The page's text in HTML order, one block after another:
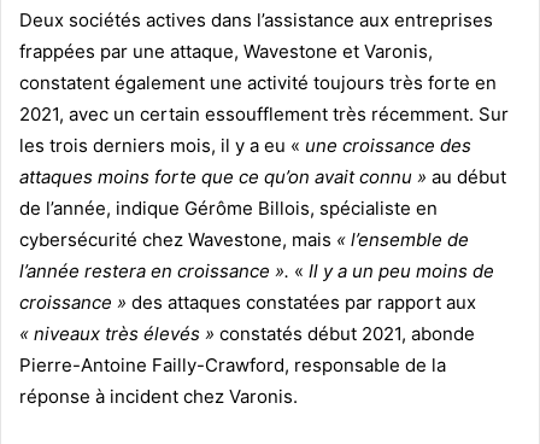
Deux sociétés actives dans l’assistance aux entreprises
frappées par une attaque, Wavestone et Varonis,
constatent également une activité toujours très forte en
2021, avec un certain essoufflement très récemment. Sur
les trois derniers mois, il y a eu « une croissance des
attaques moins forte que ce qu’on avait connu » au début
de l’année, indique Gérôme Billois, spécialiste en
cybersécurité chez Wavestone, mais « l’ensemble de
l’année restera en croissance ». « Il y a un peu moins de
croissance » des attaques constatées par rapport aux
« niveaux très élevés » constatés début 2021, abonde
Pierre-Antoine Failly-Crawford, responsable de la
réponse à incident chez Varonis.